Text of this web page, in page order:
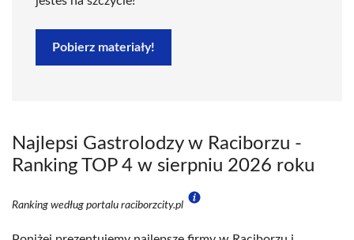
Pobierz materiały!
Najlepsi Gastrolodzy w Raciborzu -
Ranking TOP 4 w sierpniu 2026 roku
Ranking według portalu raciborzcity.pl